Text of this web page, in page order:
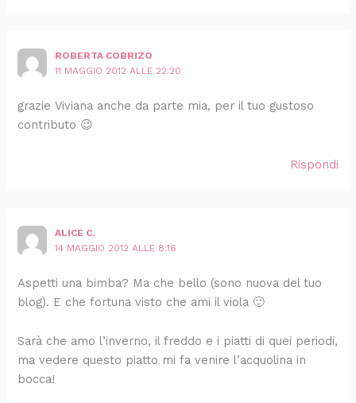
ROBERTA COBRIZO
11 MAGGIO 2012 ALLE 22:20
grazie Viviana anche da parte mia, per il tuo gustoso
contributo 😉
Rispondi
ALICE C.
14 MAGGIO 2012 ALLE 8:16
Aspetti una bimba? Ma che bello (sono nuova del tuo
blog). E che fortuna visto che ami il viola 🙂
Sarà che amo l’inverno, il freddo e i piatti di quei periodi,
ma vedere questo piatto mi fa venire l’acquolina in
bocca!